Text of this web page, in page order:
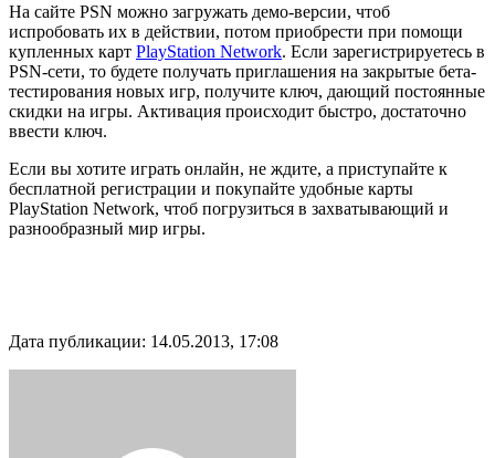
На сайте PSN можно загружать демо-версии, чтоб
испробовать их в действии, потом приобрести при помощи
купленных карт PlayStation Network. Если зарегистрируетесь в
PSN-сети, то будете получать приглашения на закрытые бета-
тестирования новых игр, получите ключ, дающий постоянные
скидки на игры. Активация происходит быстро, достаточно
ввести ключ.
Если вы хотите играть онлайн, не ждите, а приступайте к
бесплатной регистрации и покупайте удобные карты
PlayStation Network, чтоб погрузиться в захватывающий и
разнообразный мир игры.
Дата публикации: 14.05.2013, 17:08